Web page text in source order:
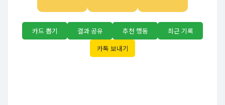
카드 뽑기 결과 공유 추천 행동
최근 기록
카톡 보내기